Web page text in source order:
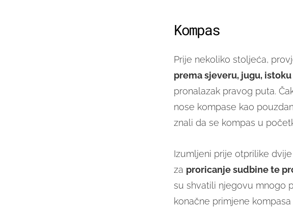
Kompas
Prije nekoliko stoljeća,
prema sjeveru, jugu,
pronalazak pravog puta.
nose kompase kao
znali da se kompas u
Izumljeni prije otprilike
za proricanje sudbine te
su shvatili njegovu mnogo
konačne primjene kompasa